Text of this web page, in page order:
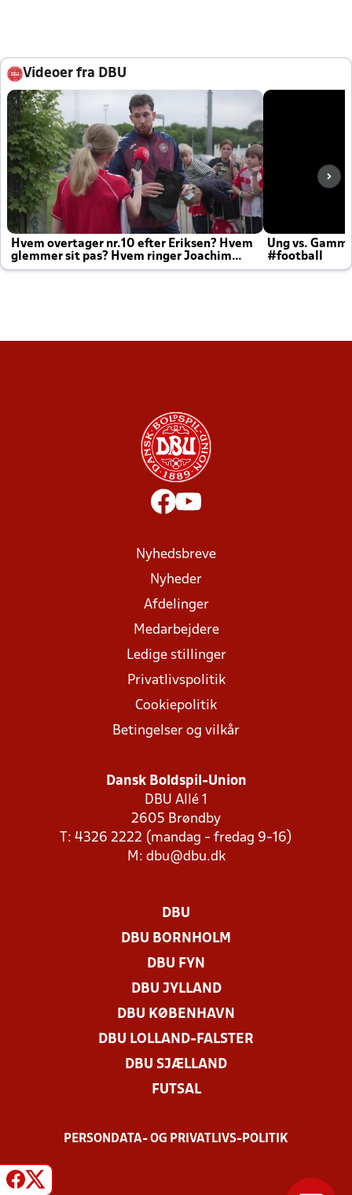
Videoer fra DBU
Hvem overtager nr.10 efter Eriksen? Hvem
glemmer sit pas? Hvem ringer Joachim
altid til efter kampe?
Ung vs.
#football
Nyhedsbreve
Nyheder
Afdelinger
Medarbejdere
Ledige stillinger
Privatlivspolitik
Cookiepolitik
Betingelser og vilkår
Dansk Boldspil-Union
DBU Allé 1
2605 Brøndby
T: 4326 2222 (mandag - fredag 9-16)
M: dbu@dbu.dk
DBU
DBU BORNHOLM
DBU FYN
DBU JYLLAND
DBU KØBENHAVN
DBU LOLLAND-FALSTER
DBU SJÆLLAND
FUTSAL
PERSONDATA- OG PRIVATLIVS-POLITIK